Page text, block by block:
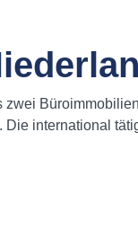
international